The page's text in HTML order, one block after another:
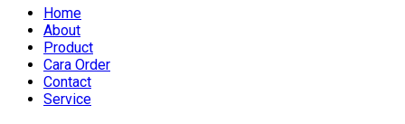
Home
About
Product
Cara Order
Contact
Service